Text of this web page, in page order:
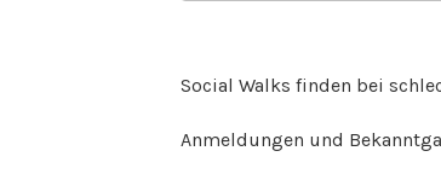
Social Walks finden bei
Anmeldungen und